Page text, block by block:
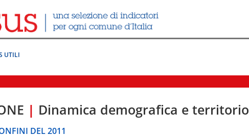
UTILI
| Dinamica demografica e territorio
DEL 2011